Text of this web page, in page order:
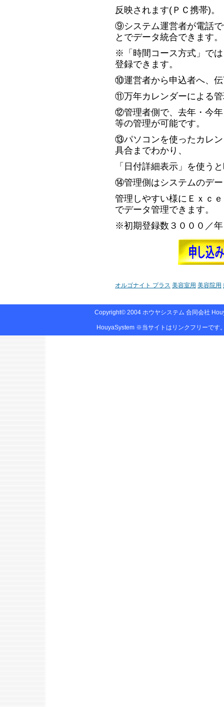
反映されます(ＰＣ携帯)。
⑨システム運営者が電話
とでデータ統合できます。
※「時間コース方式」で
登録できます。
⑩運営者から申込者へ、
⑪万年カレンダーによる
⑫管理者側で、去年・今
等の管理が可能です。
⑬パソコンを使ったカレ
具合までわかり、
「日付詳細表示」を使う
⑭管理側はシステムのデ
管理しやすい様にＥｘｃ
でデータ管理できます。
※初期登録数３０００／
オルゴナイト プラス 美容室用 美容院用
Copyright© 2004 ホウヤシステム 合同会社
HouyaSystem ※当サイトはリンクフリーです